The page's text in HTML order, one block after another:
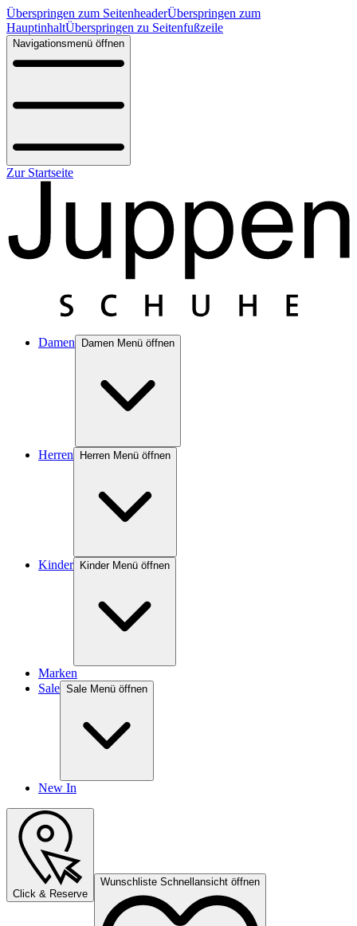
Überspringen zum SeitenheaderÜberspringen zum
HauptinhaltÜberspringen zu Seitenfußzeile
Navigationsmenü öffnen
Zur Startseite
Damen Damen Menü öffnen
Herren Herren Menü öffnen
Kinder Kinder Menü öffnen
Marken
Sale Sale Menü öffnen
New In
Click & Reserve
Wunschliste Schnellansicht öffnen